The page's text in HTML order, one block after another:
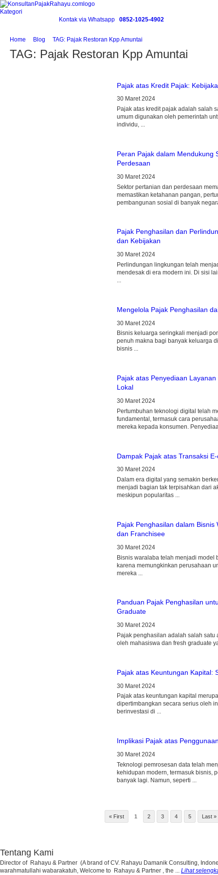
Kategori
Kontak via Whatsapp
0852-1025-4902
Home Blog TAG: Pajak Restoran Kpp Amuntai
TAG: Pajak Restoran Kpp Amuntai
Pajak atas Kredit Pajak:
30 Maret 2024
Pajak atas kredit pajak adalah salah
umum digunakan oleh pemerintah
individu, ...
Peran Pajak dalam Mendukung
Perdesaan
30 Maret 2024
Sektor pertanian dan perdesaan
memastikan ketahanan pangan,
pembangunan sosial di banyak
Pajak Penghasilan dan
dan Kebijakan
30 Maret 2024
Perlindungan lingkungan telah
mendesak di era modern ini. Di sisi
...
Mengelola Pajak Penghasilan
30 Maret 2024
Bisnis keluarga seringkali menjadi
penuh makna bagi banyak keluarga
bisnis ...
Pajak atas Penyediaan
Lokal
30 Maret 2024
Pertumbuhan teknologi digital telah
fundamental, termasuk cara
mereka kepada konsumen.
Dampak Pajak atas Transaksi
30 Maret 2024
Dalam era digital yang semakin
menjadi bagian tak terpisahkan dari
meskipun popularitas ...
Pajak Penghasilan dalam
dan Franchisee
30 Maret 2024
Bisnis waralaba telah menjadi
karena memungkinkan perusahaan
mereka ...
Panduan Pajak Penghasilan
Graduate
30 Maret 2024
Pajak penghasilan adalah salah
oleh mahasiswa dan fresh graduate
Pajak atas Keuntungan Kapital:
30 Maret 2024
Pajak atas keuntungan kapital
dipertimbangkan secara serius oleh
berinvestasi di ...
Implikasi Pajak atas
30 Maret 2024
Teknologi pemrosesan data telah
kehidupan modern, termasuk bisnis,
banyak lagi. Namun, seperti ...
« First 1 2 3 4 5 Last »
Tentang Kami
Director of Rahayu & Partner (A brand of CV. Rahayu Damanik Consulting,
warahmatullahi wabarakatuh, Welcome to Rahayu & Partner , the ... Lihat